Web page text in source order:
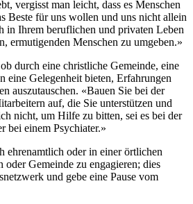
vergisst man leicht, dass es Menschen
Beste für uns wollen und uns nicht allein
in Ihrem beruflichen und privaten Leben
ermutigenden Menschen zu umgeben.»
durch eine christliche Gemeinde, eine
eine Gelegenheit bieten, Erfahrungen
auszutauschen. «Bauen Sie bei der
auf, die Sie unterstützen und
nicht, um Hilfe zu bitten, sei es bei der
bei einem Psychiater.»
oder in einer örtlichen
oder Gemeinde zu engagieren; dies
und gebe eine Pause vom